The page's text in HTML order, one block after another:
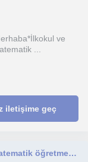
ve
...
iletişime geç
Boğaziçi üniversitesi 2. sınıf ilköğretim matematik öğretmenliği öğrencisiyim. İlkokul ve ortaokul matematik dersleri veriyorum.